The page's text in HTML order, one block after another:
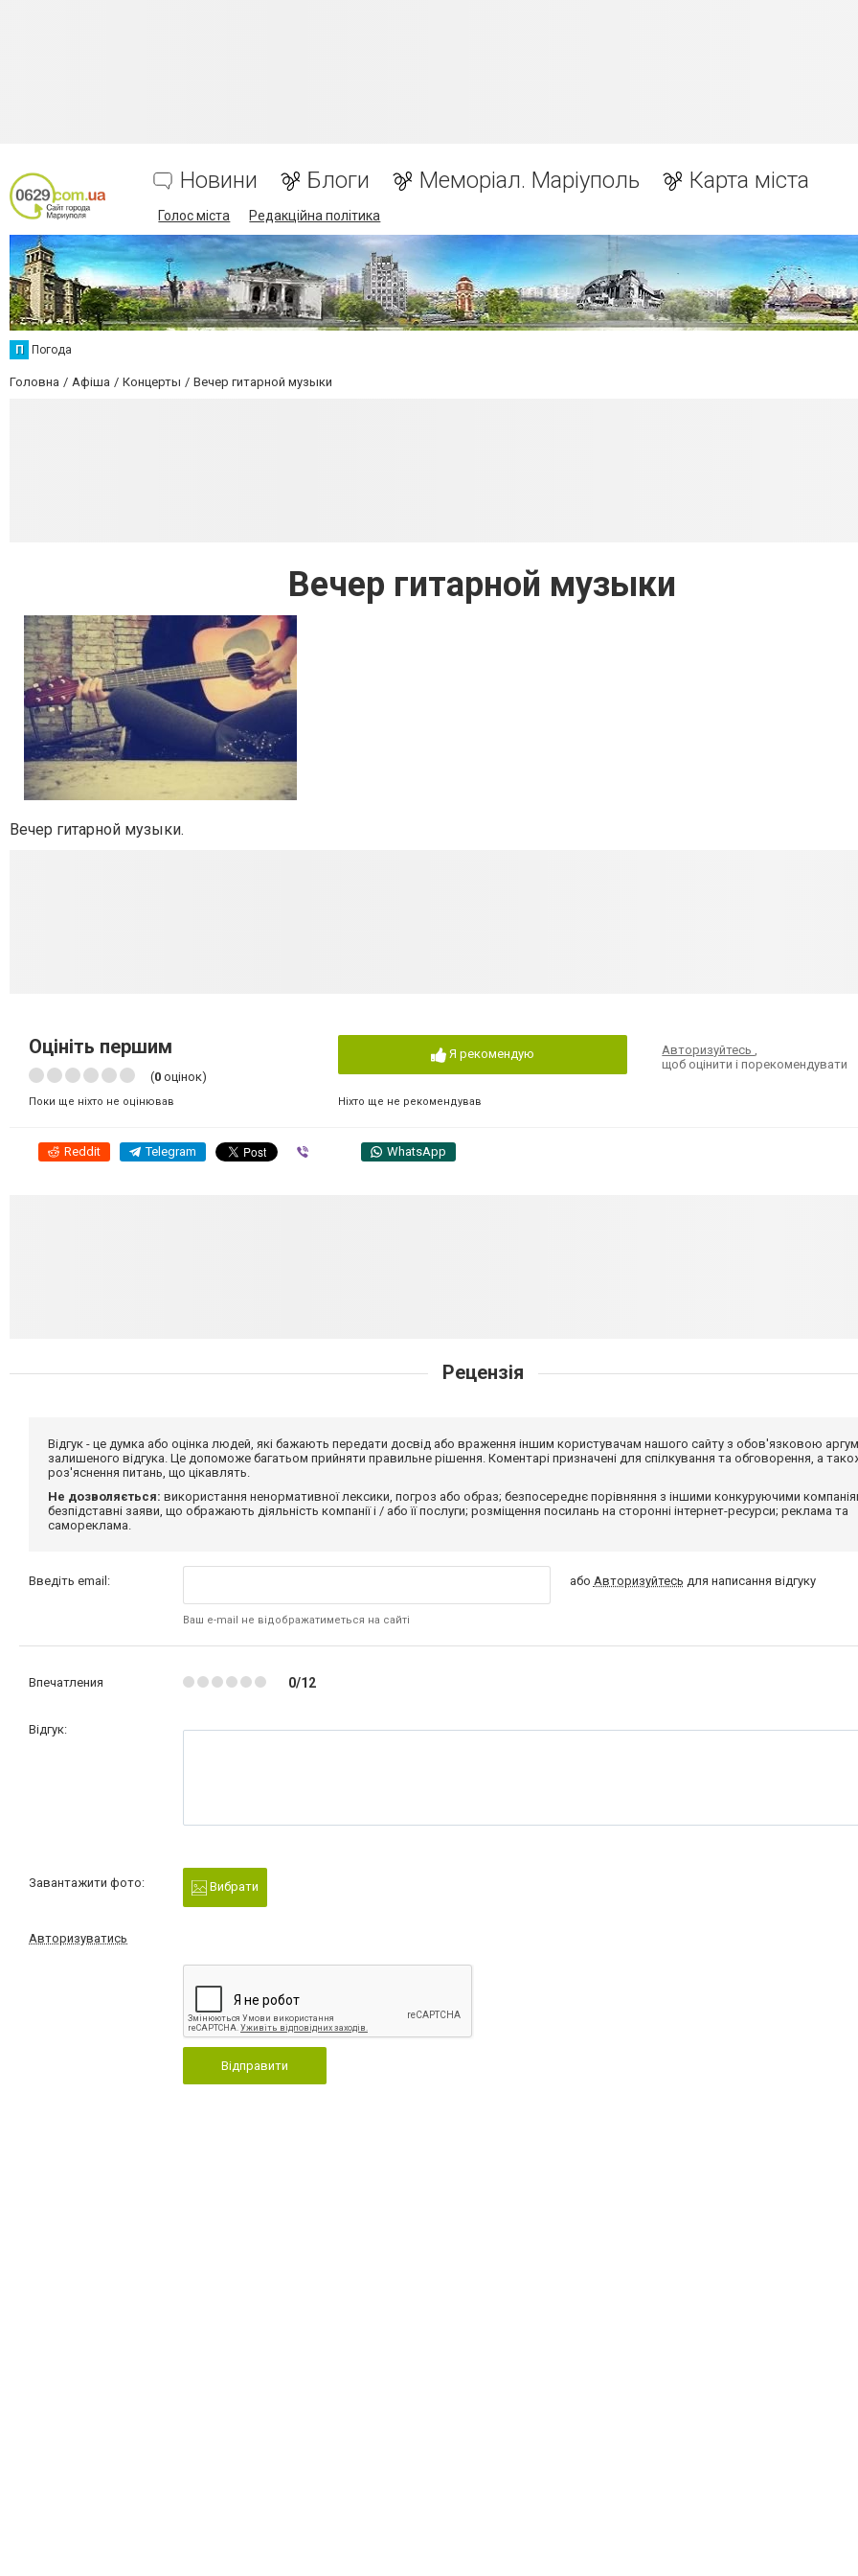
Новини Блоги Меморіал. Маріуполь Карта міста
Голос міста Редакційна політика
П Погода
Головна Афіша Концерты Вечер гитарной музыки
Вечер гитарной музыки
Вечер гитарной музыки.
Оцініть першим
(0 оцінок)
Поки ще ніхто не оцінював
Я рекомендую
Ніхто ще не рекомендував
Авторизуйтесь,
щоб оцінити і порекомендувати
Reddit Telegram WhatsApp
Рецензія
Відгук - це думка або оцінка людей, які бажають передати досвід або враження іншим користувачам нашого сайту з обов'язковою
залишеного відгука. Це допоможе багатьом прийняти правильне рішення. Коментарі призначені для спілкування та обговорення, а
роз'яснення питань, що цікавлять.
Не дозволяється: використання ненормативної лексики, погроз або образ; безпосереднє порівняння з іншими конкуруючими
безпідставні заяви, що ображають діяльність компанії і / або її послуги; розміщення посилань на сторонні інтернет-ресурси; реклама та
самореклама.
Введіть email:
Ваш e-mail не відображатиметься на сайті
або Авторизуйтесь для написання відгуку
Впечатления 0/12
Відгук:
Завантажити фото: Вибрати
Авторизуватись
Відправити